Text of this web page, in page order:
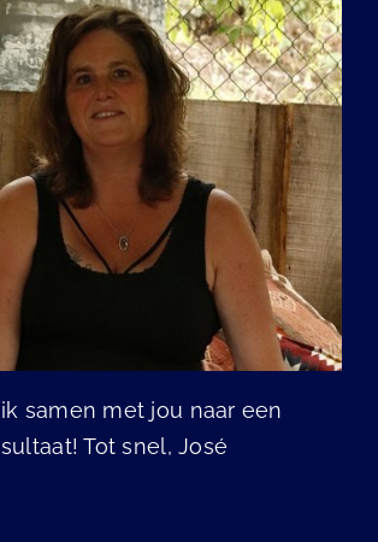
samen met jou naar een
Tot snel, José